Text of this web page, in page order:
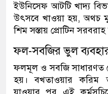
ইউনিসেফ আটটি খাদ্য
উৎসবে খাওয়া হয়, অথচ
শিম সস্তায় প্রোটিন
ফল-সবজির ভুল
ফলমূল ও সবজি সাধারণত
হয়। বখতাওয়ার করিম